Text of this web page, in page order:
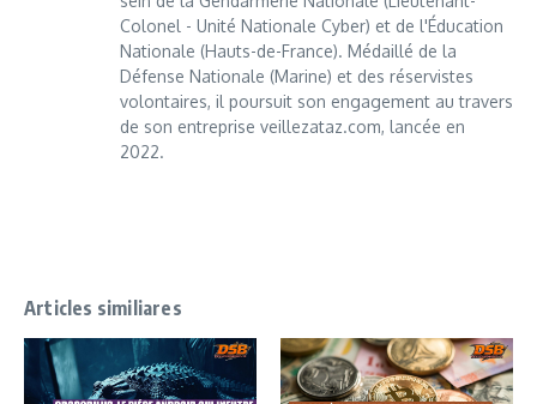
Colonel - Unité Nationale Cyber) et de l'Éducation
Nationale (Hauts-de-France). Médaillé de la
Défense Nationale (Marine) et des réservistes
volontaires, il poursuit son engagement au travers
de son entreprise veillezataz.com, lancée en
2022.
Articles similiares